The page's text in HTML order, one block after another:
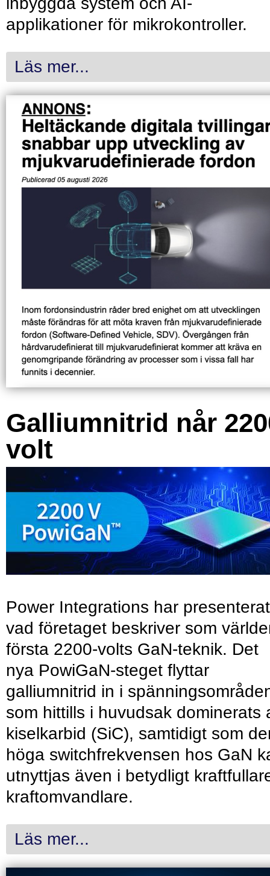
applikationer för mikrokontroller.
Läs mer...
Galliumnitrid når
volt
Power Integrations har presenterat
vad företaget beskriver som
första 2200-volts GaN-teknik. Det
nya PowiGaN-steget flyttar
galliumnitrid in i
som hittills i huvudsak dominerats
kiselkarbid (SiC), samtidigt som
höga switchfrekvensen hos GaN
utnyttjas även i betydligt
kraftomvandlare.
Läs mer...